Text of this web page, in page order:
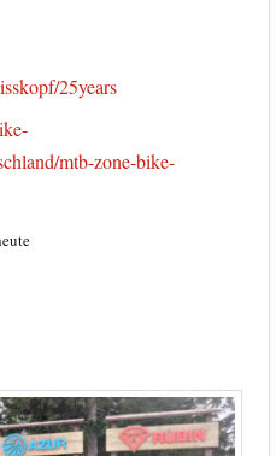
25years
mtb-zone-bike-